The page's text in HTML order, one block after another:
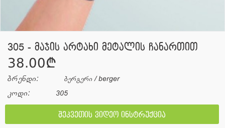
305 - მაჯის არტახი მეტალის ჩანართით
38.00¢
ბრენდი: ბერგერი / berger
კოდი: 305
შეკვეთის ვიდეო ინსტრუქცია